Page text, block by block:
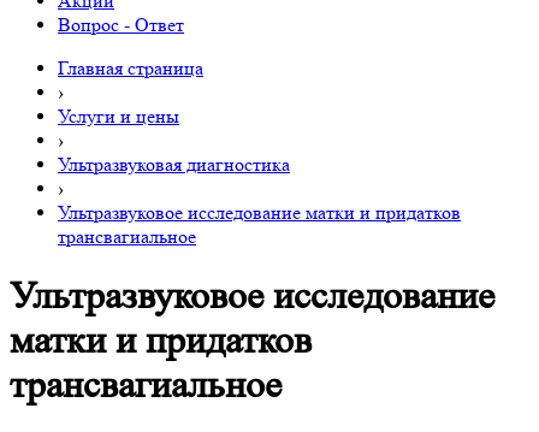
Вопрос - Ответ
Главная страница
›
Услуги и цены
›
Ультразвуковая диагностика
›
Ультразвуковое исследование матки и придатков
трансвагиальное
Ультразвуковое исследование
матки и придатков
трансвагиальное